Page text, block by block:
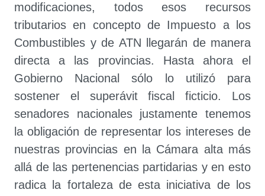
modificaciones, todos esos recursos
tributarios en concepto de Impuesto a los
Combustibles y de ATN llegarán de manera
directa a las provincias. Hasta ahora el
Gobierno Nacional sólo lo utilizó para
sostener el superávit fiscal ficticio. Los
senadores nacionales justamente tenemos
la obligación de representar los intereses de
nuestras provincias en la Cámara alta más
allá de las pertenencias partidarias y en esto
radica la fortaleza de esta iniciativa de los